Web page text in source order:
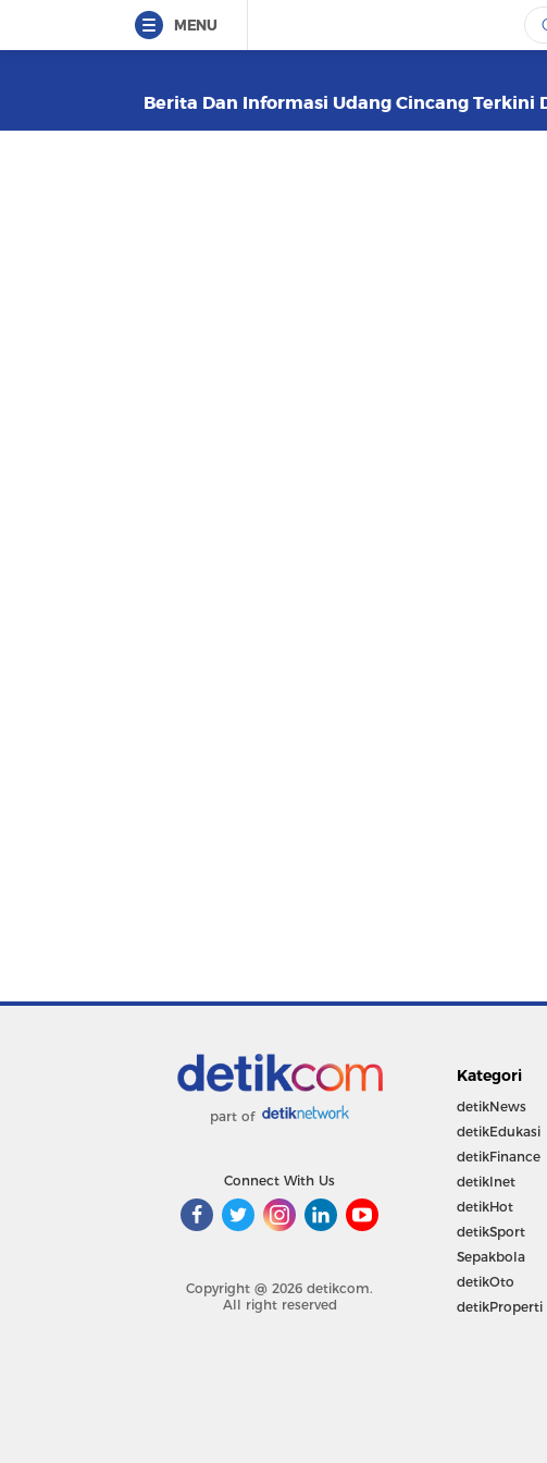
MENU
Berita Dan Informasi Udang Cincang Terkini
part of
Connect With Us
Copyright @ 2026 detikcom.
All right reserved
Kategori
detikNews
detikEdukasi
detikFinance
detikInet
detikHot
detikSport
Sepakbola
detikOto
detikProperti